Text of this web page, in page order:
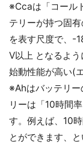
※Ccaは「コール
テリーが持つ固
を表す尺度で、
V以上 となるよ
始動性能が高い(
※Ahはバッテリ
リーは「10時間
す。例えば、10
とができます、